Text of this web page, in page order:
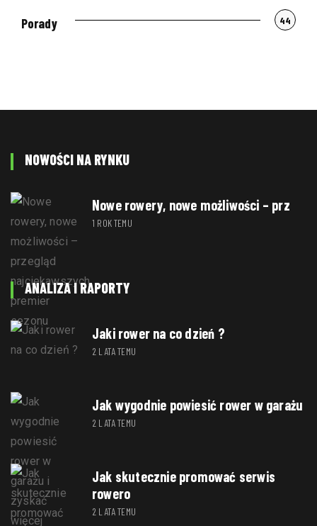
Porady 44
NOWOŚCI NA RYNKU
Nowe rowery, nowe możliwości – prz
1 ROK TEMU
ANALIZA I RAPORTY
Jaki rower na co dzień ?
2 LATA TEMU
Jak wygodnie powiesić rower w garażu
2 LATA TEMU
Jak skutecznie promować serwis
rowero
2 LATA TEMU